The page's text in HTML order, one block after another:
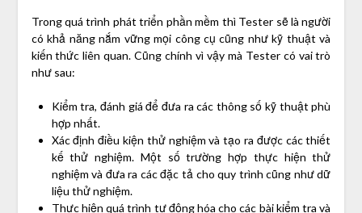
Trong quá trình phát triển phần mềm thì Tester sẽ là người
có khả năng nắm vững mọi công cụ cũng như kỹ thuật và
kiến thức liên quan. Cũng chính vì vậy mà Tester có vai trò
như sau:
Kiểm tra, đánh giá để đưa ra các thông số kỹ thuật phù
hợp nhất.
Xác định điều kiện thử nghiệm và tạo ra được các thiết
kế thử nghiệm. Một số trường hợp thực hiện thử
nghiệm và đưa ra các đặc tả cho quy trình cũng như dữ
liệu thử nghiệm.
Thực hiện quá trình tự động hóa cho các bài kiểm tra và